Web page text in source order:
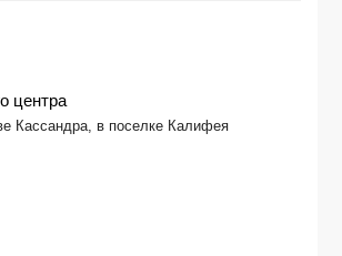
центра
Кассандра, в поселке Калифея